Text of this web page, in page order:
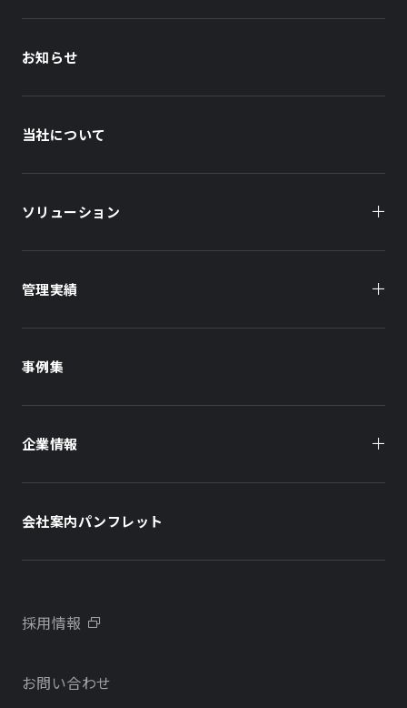
お知らせ
当社について
ソリューション
オーナー様向け
オフィスビル
住まい（社宅・賃貸住宅）
学校・教育施設
不動産開発をご検討の方へ
物件をお探しの方向け
管理実績
住まい（賃貸住宅）
事例集
企業情報
会社案内パンフレット
採用情報
お問い合わせ